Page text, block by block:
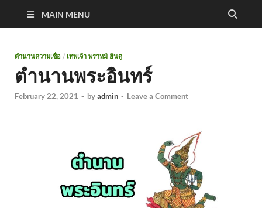
MAIN MENU
ตำนานความเชื่อ / เทพเจ้า พราหม์ ฮินดู
ตำนานพระอินทร์
February 22, 2021 - byadmin - Leave a Comment